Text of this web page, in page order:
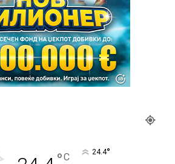
C 24.4°